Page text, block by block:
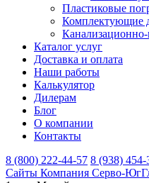
Пластиковые
Комплектующие
Каталог услуг
Доставка и оплата
Наши работы
Калькулятор
Дилерам
Блог
О компании
Контакты
8 (800) 222-44-57 8 (938) 454-
Сайты Компания Серво-Юг